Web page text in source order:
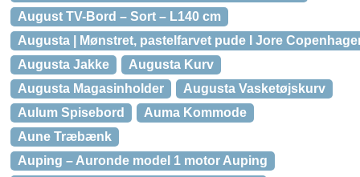
August TV-Bord – Sort – L140 cm
Augusta | Mønstret, pastelfarvet pude I Jore
Augusta Jakke
Augusta Kurv
Augusta Magasinholder
Augusta Vasketøjskurv
Aulum Spisebord
Auma Kommode
Aune Træbænk
Auping – Auronde model 1 motor Auping